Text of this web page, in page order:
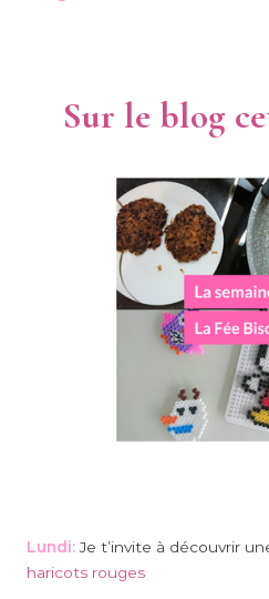
Sur le blog
Lundi:Je t’invite à découvrir
haricots rouges